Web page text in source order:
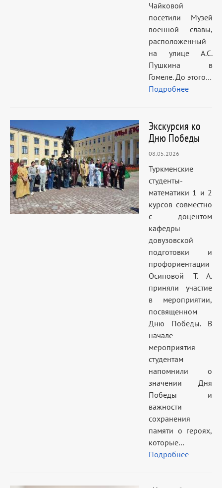
Чайковой
посетили Музей
военной славы,
расположенный
на улице А.С.
Пушкина в
Гомеле. До этого…
Подробнее
Экскурсия ко
Дню Победы
08.05.2026
Туркменские
студенты-
математики 1 и 2
курсов совместно
с доцентом
кафедры
довузовской
подготовки и
профориентации
Осиповой Т. А.
приняли участие
в мероприятии,
посвященном
Дню Победы. В
начале
мероприятия
студентам
напомнили о
значении Дня
Победы и
важности
сохранения
памяти о героях,
которые…
Подробнее